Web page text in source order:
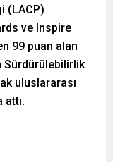
(LACP)
ve Inspire
99 puan alan
Sürdürülebilirlik
uluslararası